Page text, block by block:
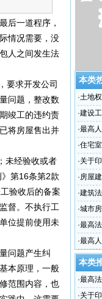
后一道程序，
情况需要，没
人之间发生法
要求开发公司
问题，整改数
竣工的违约责
将房屋售出并
未经验收或者
第16条第2款
验收后的备案
督。不执行工
位提前使用未
问题产生纠
本原理，一般
范围内容，也
本类
·土地
·建设
·最高
标准计
·住宅
·关于
·房屋
·建筑法
·城市
·最高
的批复
·最高
法律若
本类
·最高
的批复
·关于